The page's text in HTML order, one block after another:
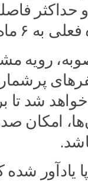
و حداکثر
رویه
خواهد شد
امکان
یادآور